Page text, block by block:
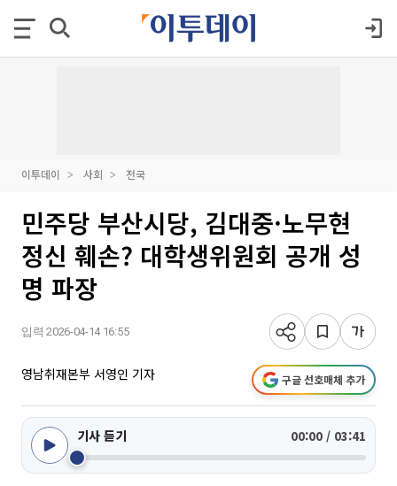
이투데이 사회 전국
민주당 부산시당, 김대중·노무현
정신 훼손? 대학생위원회 공개 성
명 파장
입력 2026-04-14 16:55
영남취재본부 서영인 기자 구글 선호매체 추가
기사 듣기 00:00 / 03:41